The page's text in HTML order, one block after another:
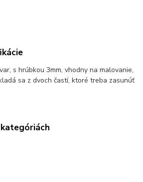
s hrúbkou 3mm, vhodny na malovanie,
sa z dvoch častí, ktoré treba zasunúť